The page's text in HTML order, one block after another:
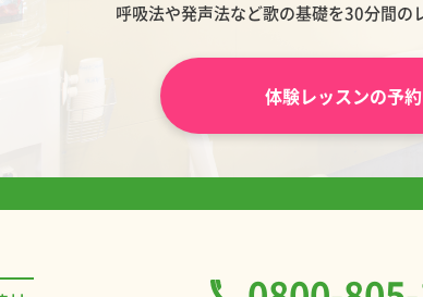
呼吸法や発声法など歌の基礎を30分間の
体験レッスンの予